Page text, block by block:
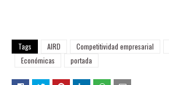
Tags AIRD Competitividad empresarial
Económicas
portada